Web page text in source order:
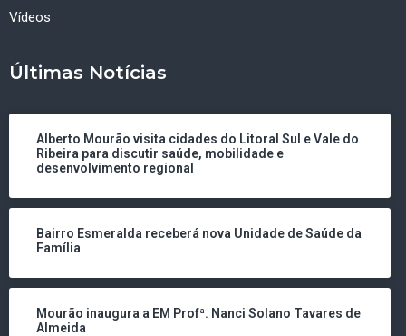
Vídeos
Últimas Notícias
Alberto Mourão visita cidades do Litoral Sul e Vale do
Ribeira para discutir saúde, mobilidade e
desenvolvimento regional
Bairro Esmeralda receberá nova Unidade de Saúde da
Família
Mourão inaugura a EM Profª. Nanci Solano Tavares de
Almeida